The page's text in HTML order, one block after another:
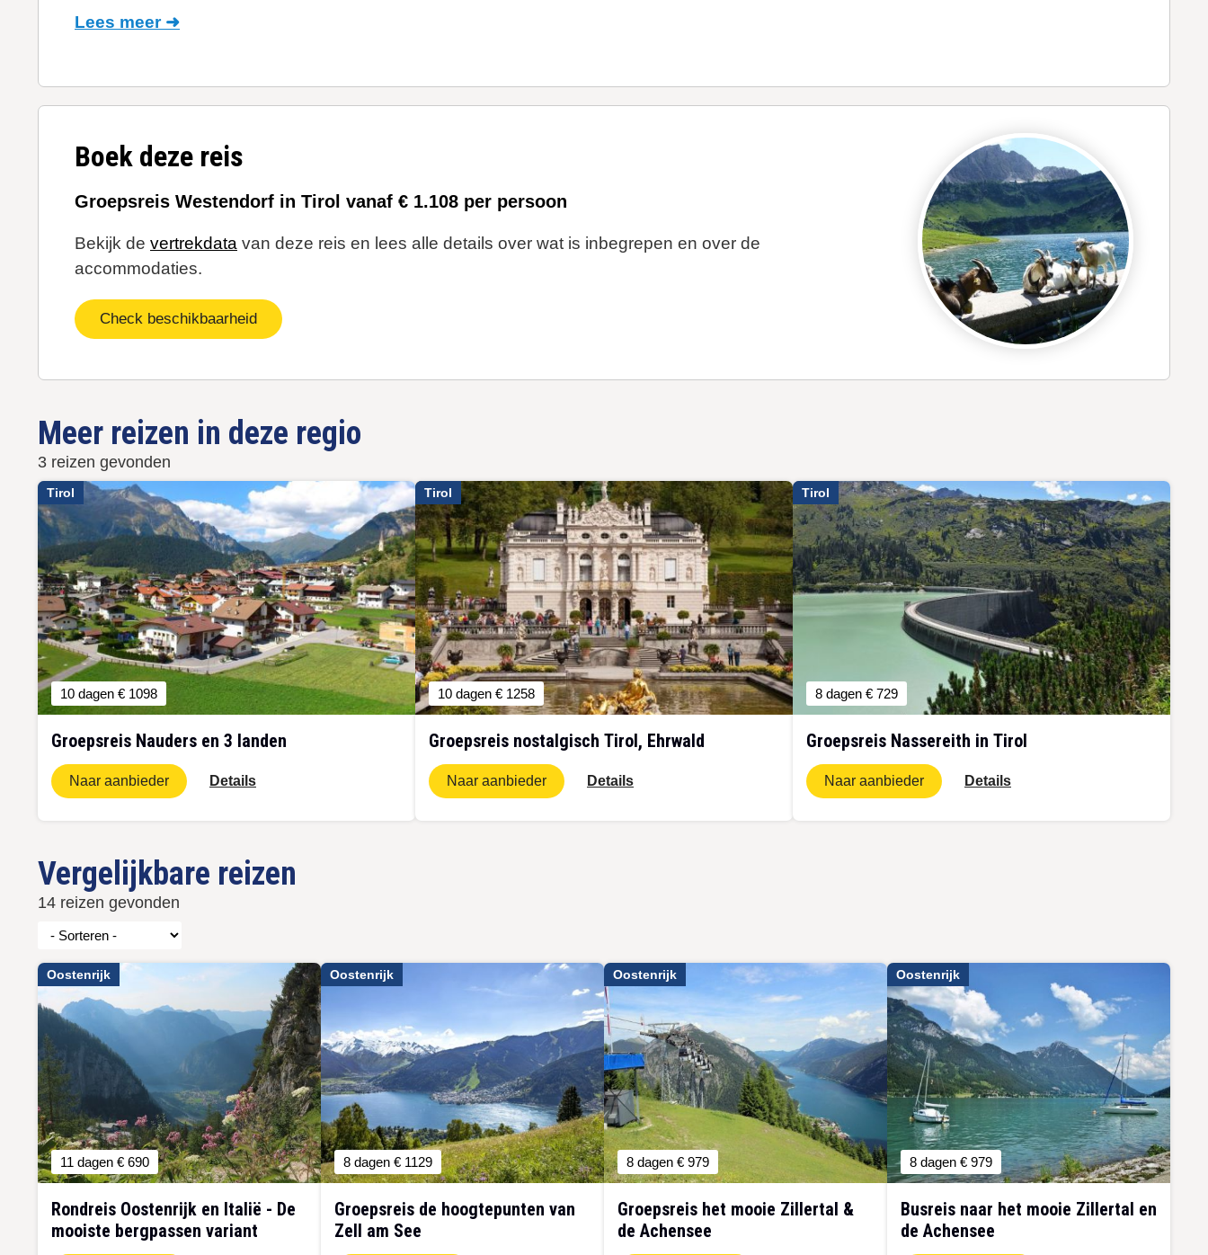
Lees meer ➜
Boek deze reis
Groepsreis Westendorf in Tirol vanaf € 1.108 per persoon
Bekijk de vertrekdata van deze reis en lees alle details over wat is inbegrepen en over de
accommodaties.
Check beschikbaarheid
Meer reizen in deze regio
3 reizen gevonden
Tirol
10 dagen € 1098
Groepsreis Nauders en 3 landen
Naar aanbieder Details
Tirol
10 dagen € 1258
Groepsreis nostalgisch Tirol, Ehrwald
Naar aanbieder Details
Tirol
8 dagen € 729
Groepsreis Nassereith in Tirol
Naar aanbieder Details
Vergelijkbare reizen
14 reizen gevonden
Oostenrijk
11 dagen € 690
Rondreis Oostenrijk en Italië - De
mooiste bergpassen variant
Oostenrijk
8 dagen € 1129
Groepsreis de hoogtepunten van
Zell am See
Oostenrijk
8 dagen € 979
Groepsreis het mooie Zillertal &
de Achensee
Oostenrijk
8 dagen € 979
Busreis naar het mooie Zillertal en
de Achensee